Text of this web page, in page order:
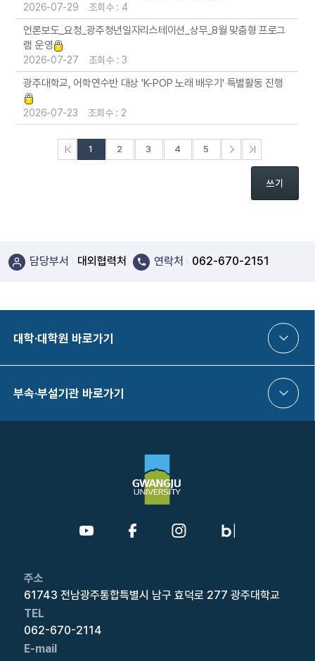
2026-07-29 조회수 : 4
언론보도_요청_광주청년일자리스테이션_상무_8월 맞춤형 프로그
램 운영
2026-07-27 조회수 : 3
광주대학교, 어학연수반 대상 'K-POP 노래 배우기' 특별활동 진행
2026-07-23 조회수 : 2
1 2 3 4 5
쓰기
담당부서 대외협력처 연락처 062-670-2151
대학·대학원 바로가기
부속·부설기관 바로가기
주소
61743 전남광주통합특별시 남구 효덕로 277 광주대학교
TEL
062-670-2114
E-mail